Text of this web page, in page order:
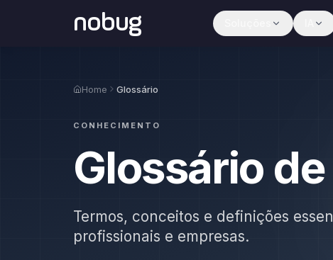
nobug
Home Glossário
CONHECIMENTO
Glossário
Termos, conceitos e definições
profissionais e empresas.